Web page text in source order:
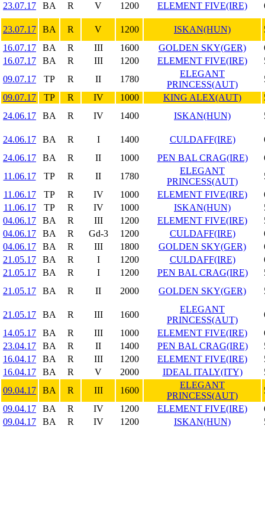
23.07.17 BA R V 1200 ELEMENT FIVE(IRE)
23.07.17 BA R V 1200 ISKAN(HUN)
16.07.17
BA R III 1600 GOLDEN SKY(GER)
16.07.17
BA R III 1200 ELEMENT FIVE(IRE)
09.07.17
TP R II 1780
ELEGANT
PRINCESS(AUT)
09.07.17
TP R IV 1000 KING ALEX(AUT)
24.06.17
BA R IV 1400 ISKAN(HUN)
24.06.17 BA R I 1400 CULDAFF(IRE)
24.06.17
BA R II 1000 PEN BAL CRAG(IRE)
11.06.17
TP R II 1780
ELEGANT
PRINCESS(AUT)
11.06.17
TP R IV 1000 ELEMENT FIVE(IRE)
11.06.17
TP R IV 1000 ISKAN(HUN)
04.06.17
BA R III 1200 ELEMENT FIVE(IRE)
04.06.17
BA R Gd-3 1200 CULDAFF(IRE)
04.06.17
BA R III 1800 GOLDEN SKY(GER)
21.05.17
BA R I 1200 CULDAFF(IRE)
21.05.17
BA R I 1200 PEN BAL CRAG(IRE)
21.05.17
BA R II 2000 GOLDEN SKY(GER)
21.05.17 BA R III 1600
ELEGANT
PRINCESS(AUT)
14.05.17
BA R III 1000 ELEMENT FIVE(IRE)
23.04.17
BA R II 1400 PEN BAL CRAG(IRE)
16.04.17
BA R III 1200 ELEMENT FIVE(IRE)
16.04.17
BA R V 2000 IDEAL ITALY(ITY)
09.04.17
BA R III 1600
ELEGANT
PRINCESS(AUT)
09.04.17
BA R IV 1200 ELEMENT FIVE(IRE)
09.04.17
BA R IV 1200 ISKAN(HUN)